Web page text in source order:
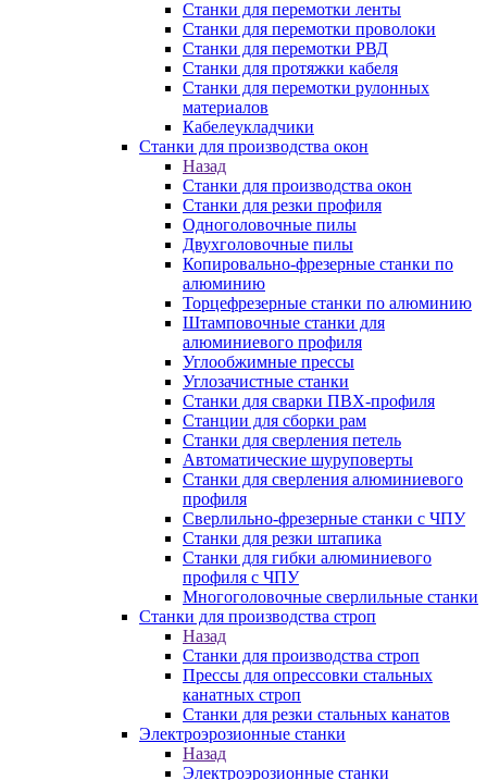
Станки для перемотки ленты
Станки для перемотки проволоки
Станки для перемотки РВД
Станки для протяжки кабеля
Станки для перемотки рулонных
материалов
Кабелеукладчики
Станки для производства окон
Назад
Станки для производства окон
Станки для резки профиля
Одноголовочные пилы
Двухголовочные пилы
Копировально-фрезерные станки по
алюминию
Торцефрезерные станки по алюминию
Штамповочные станки для
алюминиевого профиля
Углообжимные прессы
Углозачистные станки
Станки для сварки ПВХ-профиля
Станции для сборки рам
Станки для сверления петель
Автоматические шуруповерты
Станки для сверления алюминиевого
профиля
Сверлильно-фрезерные станки с ЧПУ
Станки для резки штапика
Станки для гибки алюминиевого
профиля с ЧПУ
Многоголовочные сверлильные станки
Станки для производства строп
Назад
Станки для производства строп
Прессы для опрессовки стальных
канатных строп
Станки для резки стальных канатов
Электроэрозионные станки
Назад
Электроэрозионные станки